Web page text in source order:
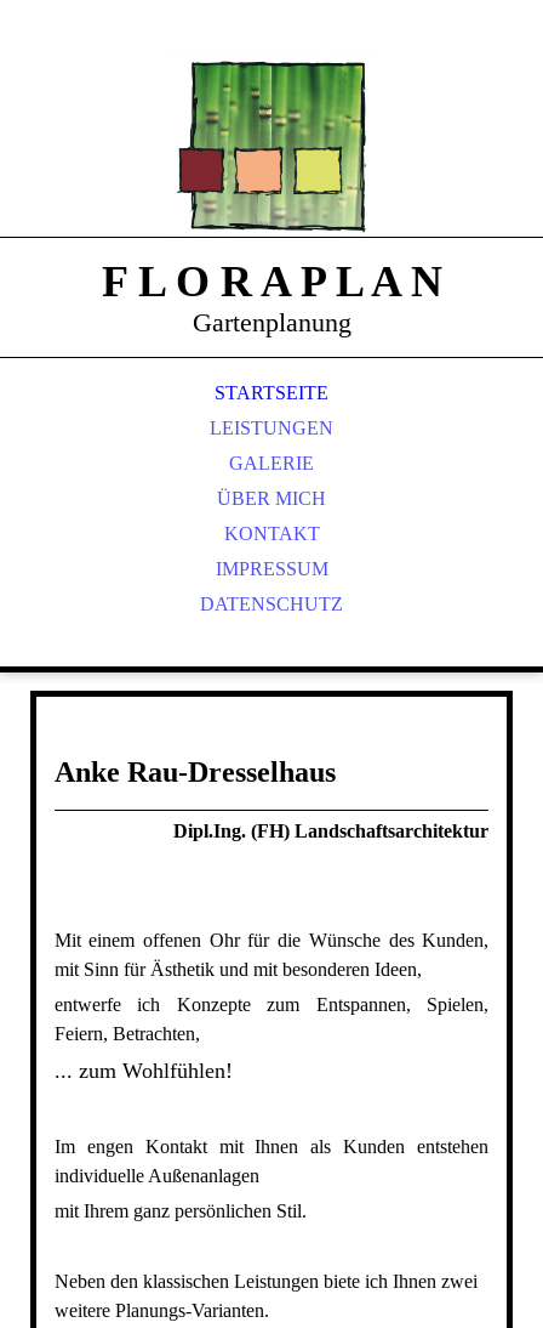
F L O R A P L A N
Gartenplanung
STARTSEITE
LEISTUNGEN
GALERIE
ÜBER MICH
KONTAKT
IMPRESSUM
DATENSCHUTZ
Anke Rau-Dresselhaus
Dipl.Ing. (FH) Landschaftsarchitektur
Mit einem offenen Ohr für die Wünsche des Kunden,
mit Sinn für Ästhetik und mit besonderen Ideen,
entwerfe ich Konzepte zum Entspannen, Spielen,
Feiern, Betrachten,
... zum Wohlfühlen!
Im engen Kontakt mit Ihnen als Kunden entstehen
individuelle Außenanlagen
mit Ihrem ganz persönlichen Stil.
Neben den klassischen Leistungen biete ich Ihnen zwei
weitere Planungs-Varianten.